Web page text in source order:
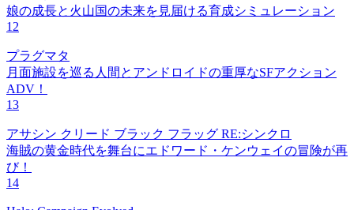
娘の成長と火山国の未来を見届ける育成シミュレーション
12
プラグマタ
月面施設を巡る人間とアンドロイドの重厚なSFアクション
ADV！
13
アサシン クリード ブラック フラッグ RE:シンクロ
海賊の黄金時代を舞台にエドワード・ケンウェイの冒険が再
び！
14